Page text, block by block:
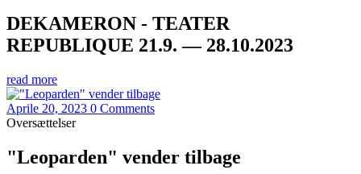
DEKAMERON - TEATER
REPUBLIQUE 21.9. — 28.10.2023
read more
Aprile 20, 2023 0 Comments
Oversættelser
"Leoparden" vender tilbage